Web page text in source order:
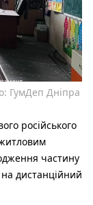
ГумДеп Дніпра
російського
частину
дистанційний